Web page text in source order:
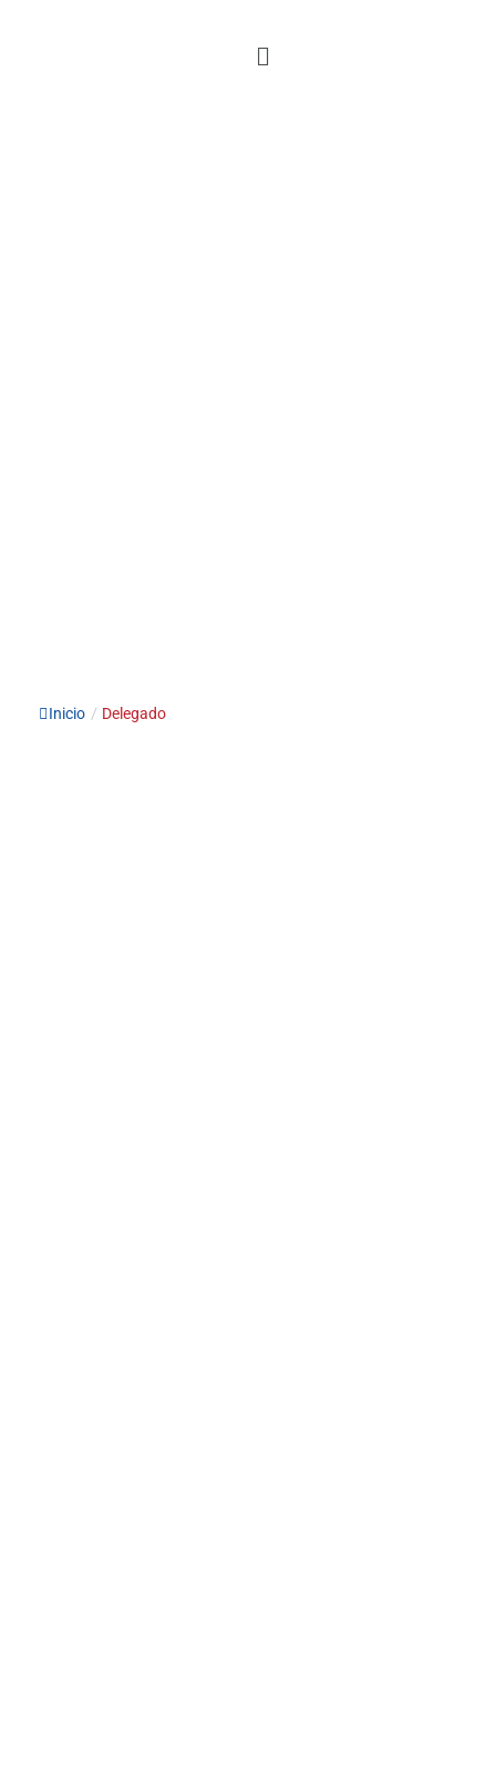
Inicio / Delegado